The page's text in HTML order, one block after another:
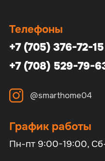
Телефоны
+7 (705) 376-72-15
+7 (708) 529-79-
@smarthome04
График работы
Пн-пт 9:00-19:00,